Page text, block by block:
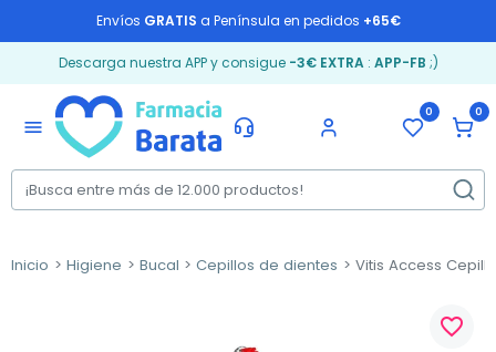
Envíos GRATIS a Península en pedidos +65€
Descarga nuestra APP y consigue -3€ EXTRA: APP-FB ;)
menu
0 0
Inicio Higiene Bucal Cepillos de dientes Vitis Access
favorite_border